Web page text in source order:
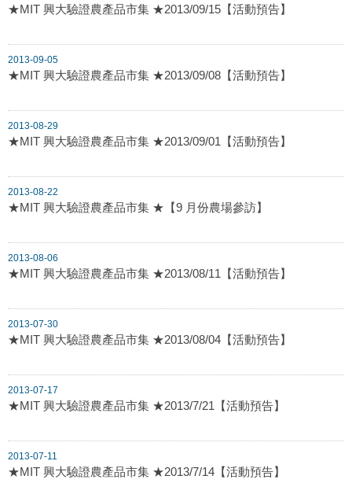
★MIT 興大驗證農產品市集 ★2013/09/15【活動預告】
2013-09-05
★MIT 興大驗證農產品市集 ★2013/09/08【活動預告】
2013-08-29
★MIT 興大驗證農產品市集 ★2013/09/01【活動預告】
2013-08-22
★MIT 興大驗證農產品市集 ★【9 月份農場參訪】
2013-08-06
★MIT 興大驗證農產品市集 ★2013/08/11【活動預告】
2013-07-30
★MIT 興大驗證農產品市集 ★2013/08/04【活動預告】
2013-07-17
★MIT 興大驗證農產品市集 ★2013/7/21【活動預告】
2013-07-11
★MIT 興大驗證農產品市集 ★2013/7/14【活動預告】